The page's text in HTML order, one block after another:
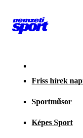
Friss hírek
Sportműsor
Képes Sport